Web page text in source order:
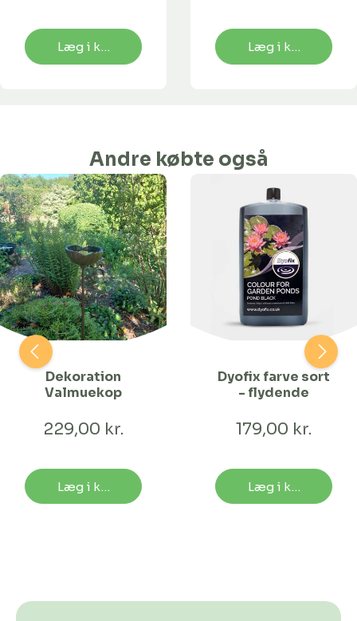
Læg i kurv Læg i kurv
Andre købte også
Dekoration
Valmuekop
229,00 kr.
Læg i kurv
Dyofix farve sort
- flydende
179,00 kr.
Læg i kurv